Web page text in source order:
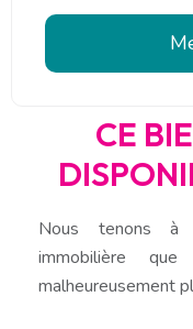
CE
Nous tenons à
immobilière
malheureusement